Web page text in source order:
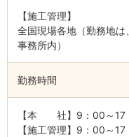
【施工管理】
全国現場各地（勤務地
事務所内）
勤務時間
【本 社】9：00～17
【施工管理】9：00～